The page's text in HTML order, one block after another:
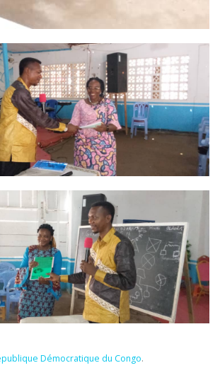
Démocratique du Congo.